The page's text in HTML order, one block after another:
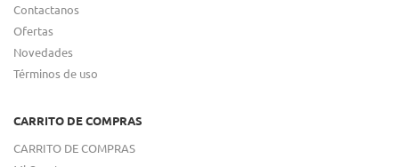
Contactanos
Ofertas
Novedades
Términos de uso
CARRITO DE COMPRAS
CARRITO DE COMPRAS